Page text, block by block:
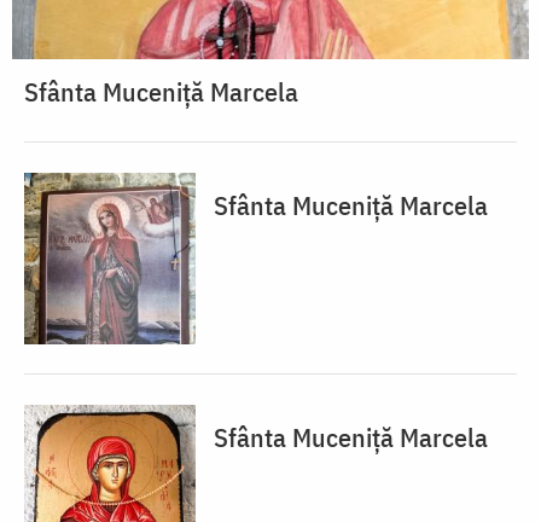
Sfânta Muceniță Marcela
Sfânta Muceniță Marcela
Sfânta Muceniță Marcela